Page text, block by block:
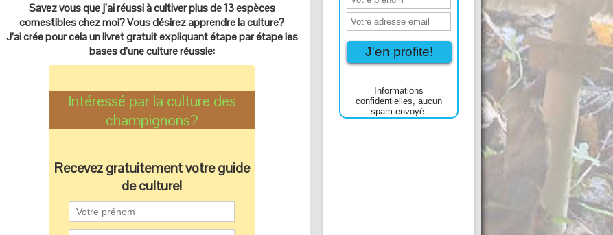
Savez vous que j’ai réussi à cultiver plus de 13 espèces
comestibles chez moi? Vous désirez apprendre la culture?
J’ai crée pour cela un livret gratuit expliquant étape par étape les
bases d’une culture réussie:
Intéressé par la culture des
champignons?
Recevez gratuitement votre guide
de culture!